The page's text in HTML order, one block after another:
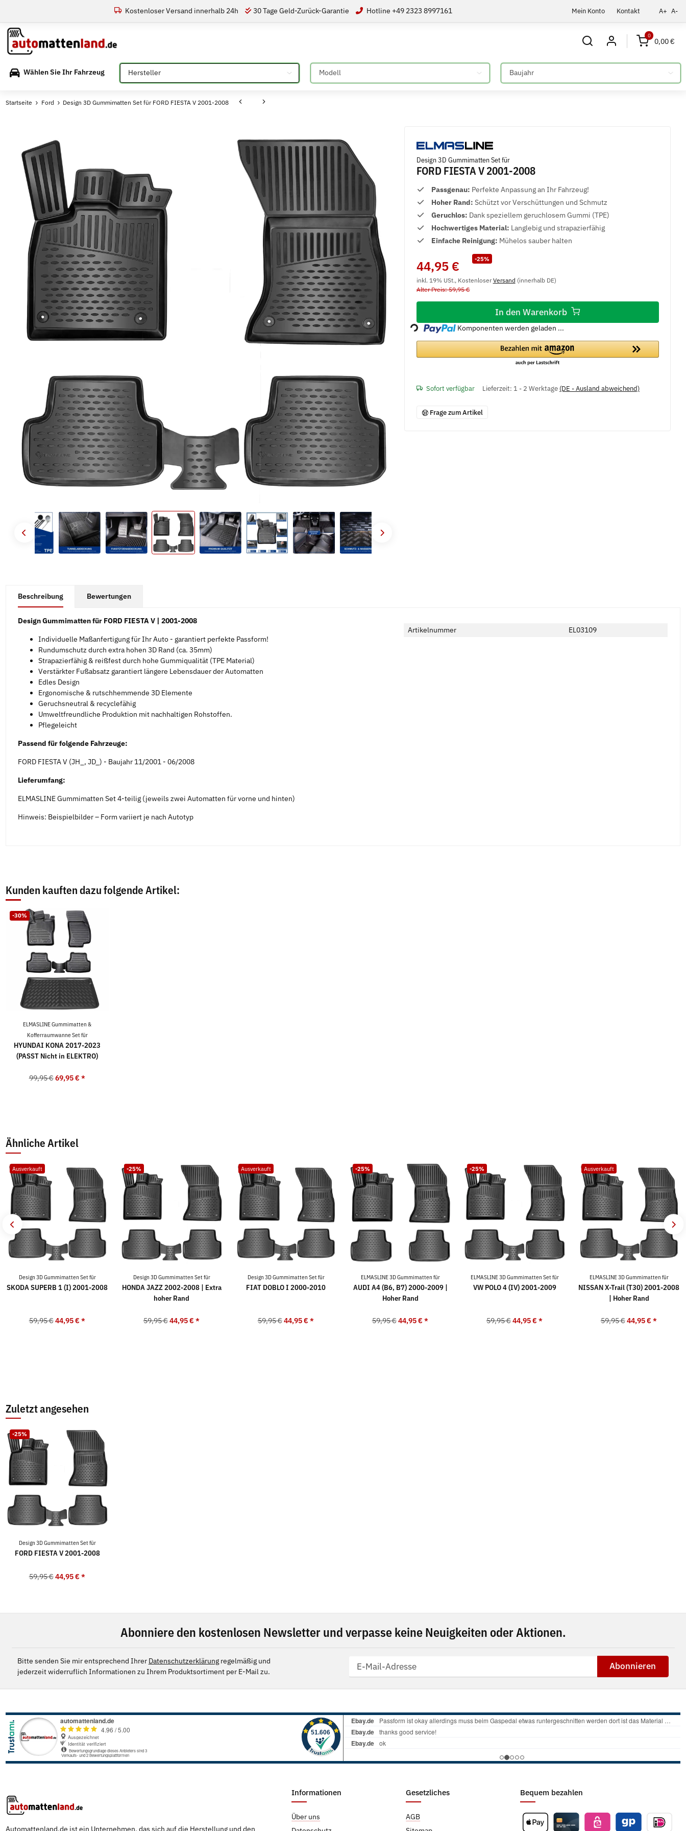
Mein Konto Kontakt A+ A-
Kostenloser Versand innerhalb 24h 30 Tage Geld-Zurück-Garantie Hotline +49 2323 8997161
0
0,00 €
Wählen Sie Ihr Fahrzeug Bitte auswählen Bitte auswählen Bitte auswählen
Startseite Ford Design 3D Gummimatten Set für FORD FIESTA V 2001-2008
Design 3D Gummimatten Set für
FORD FIESTA V 2001-2008
Passgenau: Perfekte Anpassung an Ihr Fahrzeug!
Hoher Rand: Schützt vor Verschüttungen und Schmutz
Geruchlos: Dank speziellem geruchlosem Gummi (TPE)
Hochwertiges Material: Langlebig und strapazierfähig
Einfache Reinigung: Mühelos sauber halten
-25%
44,95 €
inkl. 19% USt., KostenloserVersand (innerhalb DE)
Alter Preis: 59,95 €
In den Warenkorb
Loading... Komponenten werden geladen ...
Sofort verfügbar Lieferzeit: 1 - 2 Werktage (DE - Ausland abweichend)
Frage zum Artikel
Beschreibung Bewertungen
Design Gummimatten für FORD FIESTA V | 2001-2008
Individuelle Maßanfertigung für Ihr Auto - garantiert perfekte Passform!
Rundumschutz durch extra hohen 3D Rand (ca. 35mm)
Strapazierfähig & reißfest durch hohe Gummiqualität (TPE Material)
Verstärkter Fußabsatz garantiert längere Lebensdauer der Automatten
Edles Design
Ergonomische & rutschhemmende 3D Elemente
Geruchsneutral & recyclefähig
Umweltfreundliche Produktion mit nachhaltigen Rohstoffen.
Pflegeleicht
Passend für folgende Fahrzeuge:
FORD FIESTA V (JH_, JD_) - Baujahr 11/2001 - 06/2008
Lieferumfang:
ELMASLINE Gummimatten Set 4-teilig (jeweils zwei Automatten für vorne und hinten)
Hinweis: Beispielbilder – Form variiert je nach Autotyp
Artikelnummer EL03109
Kunden kauften dazu folgende Artikel:
-30%
ELMASLINE Gummimatten &
Kofferraumwanne Set für
HYUNDAI KONA 2017-2023
(PASST Nicht in ELEKTRO)
99,95 € 69,95 €*
Ähnliche Artikel
Ausverkauft
Design 3D Gummimatten Set für
SKODA SUPERB 1 (I) 2001-2008
59,95 € 44,95 €*
-25%
Design 3D Gummimatten Set für
HONDA JAZZ 2002-2008 | Extra
hoher Rand
59,95 € 44,95 €*
Ausverkauft
Design 3D Gummimatten Set für
FIAT DOBLO I 2000-2010
59,95 € 44,95 €*
-25%
ELMASLINE 3D Gummimatten für
AUDI A4 (B6, B7) 2000-2009 |
Hoher Rand
59,95 € 44,95 €*
-25%
ELMASLINE 3D Gummimatten Set für
VW POLO 4 (IV) 2001-2009
59,95 € 44,95 €*
Ausverkauft
ELMASLINE 3D Gummimatten für
NISSAN X-Trail (T30) 2001-2008
| Hoher Rand
59,95 € 44,95 €*
Zuletzt angesehen
-25%
Design 3D Gummimatten Set für
FORD FIESTA V 2001-2008
59,95 € 44,95 €*
Abonniere den kostenlosen Newsletter und verpasse keine Neuigkeiten oder Aktionen.
Bitte senden Sie mir entsprechend Ihrer Datenschutzerklärungregelmäßig und
jederzeit widerruflich Informationen zu Ihrem Produktsortiment per E-Mail zu.
Abonnieren
Automattenland.de ist ein Unternehmen, das sich auf die Herstellung und den
Informationen
Über uns
Gesetzliches
AGB
Bequem bezahlen